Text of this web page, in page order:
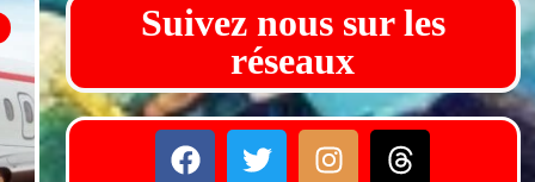
Suivez nous sur les
réseaux